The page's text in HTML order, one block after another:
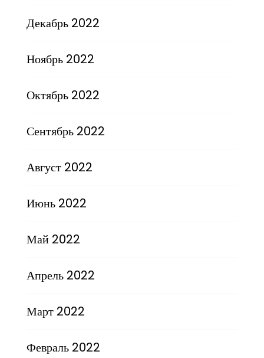
Декабрь 2022
Ноябрь 2022
Октябрь 2022
Сентябрь 2022
Август 2022
Июнь 2022
Май 2022
Апрель 2022
Март 2022
Февраль 2022